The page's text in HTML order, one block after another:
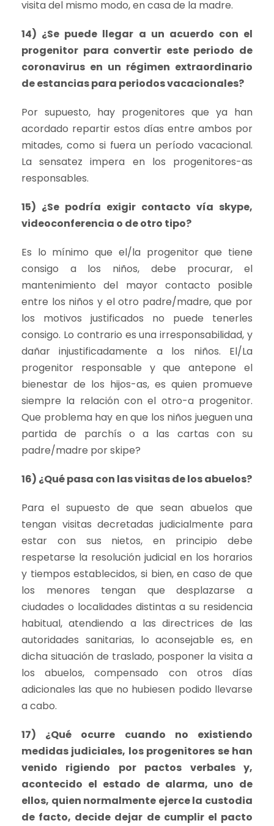
visita del mismo modo, en casa de la madre.
14) ¿Se puede llegar a un acuerdo con el
progenitor para convertir este periodo de
coronavirus en un régimen extraordinario
de estancias para periodos vacacionales?
Por supuesto, hay progenitores que ya han
acordado repartir estos días entre ambos por
mitades, como si fuera un período vacacional.
La sensatez impera en los progenitores-as
responsables.
15) ¿Se podría exigir contacto vía skype,
videoconferencia o de otro tipo?
Es lo mínimo que el/la progenitor que tiene
consigo a los niños, debe procurar, el
mantenimiento del mayor contacto posible
entre los niños y el otro padre/madre, que por
los motivos justificados no puede tenerles
consigo. Lo contrario es una irresponsabilidad, y
dañar injustificadamente a los niños. El/La
progenitor responsable y que antepone el
bienestar de los hijos-as, es quien promueve
siempre la relación con el otro-a progenitor.
Que problema hay en que los niños jueguen una
partida de parchís o a las cartas con su
padre/madre por skipe?
16) ¿Qué pasa con las visitas de los abuelos?
Para el supuesto de que sean abuelos que
tengan visitas decretadas judicialmente para
estar con sus nietos, en principio debe
respetarse la resolución judicial en los horarios
y tiempos establecidos, si bien, en caso de que
los menores tengan que desplazarse a
ciudades o localidades distintas a su residencia
habitual, atendiendo a las directrices de las
autoridades sanitarias, lo aconsejable es, en
dicha situación de traslado, posponer la visita a
los abuelos, compensado con otros días
adicionales las que no hubiesen podido llevarse
a cabo.
17) ¿Qué ocurre cuando no existiendo
medidas judiciales, los progenitores se han
venido rigiendo por pactos verbales y,
acontecido el estado de alarma, uno de
ellos, quien normalmente ejerce la custodia
de facto, decide dejar de cumplir el pacto